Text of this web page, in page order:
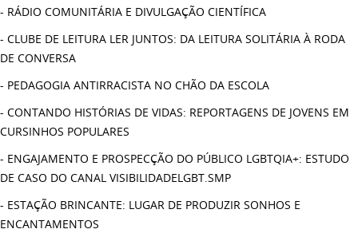
- RÁDIO COMUNITÁRIA E DIVULGAÇÃO CIENTÍFICA
- CLUBE DE LEITURA LER JUNTOS: DA LEITURA SOLITÁRIA À RODA
DE CONVERSA
- PEDAGOGIA ANTIRRACISTA NO CHÃO DA ESCOLA
- CONTANDO HISTÓRIAS DE VIDAS: REPORTAGENS DE JOVENS EM
CURSINHOS POPULARES
- ENGAJAMENTO E PROSPECÇÃO DO PÚBLICO LGBTQIA+: ESTUDO
DE CASO DO CANAL VISIBILIDADELGBT.SMP
- ESTAÇÃO BRINCANTE: LUGAR DE PRODUZIR SONHOS E
ENCANTAMENTOS